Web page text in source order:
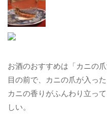
お酒のおすすめは「カニの
目の前で、カニの爪が入っ
カニの香りがふんわり立っ
しい。